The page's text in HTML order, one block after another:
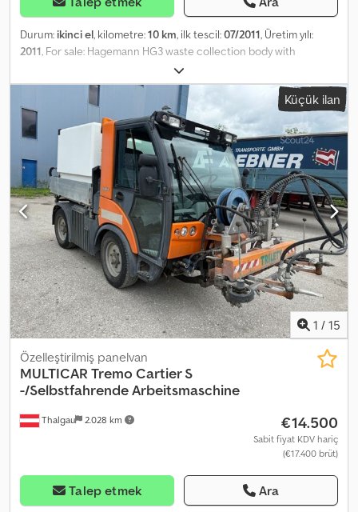
Durum: ikinci el, kilometre:10 km, ilk tescil:07/2011, Üretim yılı:
2011, For sale: Hagemann HG3 waste collection body with
hydraulic waste compactor, suitable for all Multicar vehicles with
a short wheelbase and similar vehicles. 2 identical units available.
Year of manufacture: 07/2011 Chjdjvgpfwepfx Abnja Model: HG3
Payload: 1,350 kg Weight: 990 kg Capacity: 3 m³ Mounts onto the
original ball hitch of the tipper. Good condition – ready for
immediate use! Errors and alterations excepted!
Küçük ilan
1 / 15
Thalgau 2.028 km
Özelleştirilmiş panelvan
MULTICAR Tremo Cartier S
-/Selbstfahrende Arbeitsmaschine
€14.500
Sabit fiyat KDV hariç
(€17.400 brüt)
Talep etmek Ara